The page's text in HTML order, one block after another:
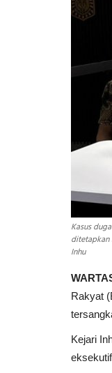
Kasus
ditetapkan
Inhu
Rakyat
Kejari